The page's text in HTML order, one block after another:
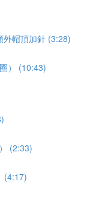
帽頂加針 (3:28)
） (10:43)
(2:33)
(4:17)